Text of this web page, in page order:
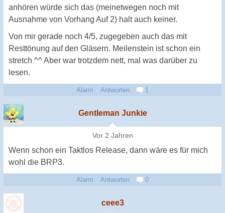
anhören würde sich das (meinetwegen noch mit
Ausnahme von Vorhang Auf 2) halt auch keiner.
Von mir gerade noch 4/5, zugegeben auch das mit
Resttönung auf den Gläsern. Meilenstein ist schon ein
stretch ^^ Aber war trotzdem nett, mal was darüber zu
lesen.
Alarm Antworten 1
Gentleman Junkie
Vor 2 Jahren
Wenn schon ein Taktlos Release, dann wäre es für mich
wohl die BRP3.
Alarm Antworten 0
ceee3